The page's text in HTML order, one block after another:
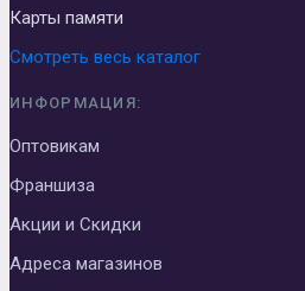
Карты памяти
Смотреть весь каталог
ИНФОРМАЦИЯ:
Оптовикам
Франшиза
Акции и Скидки
Адреса магазинов